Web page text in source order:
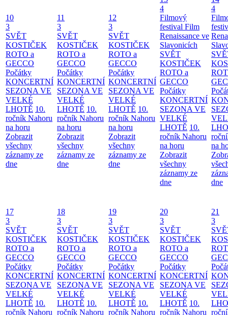
10
3
SVĚT
KOSTIČEK
ROTO a
GECCO
Počátky
KONCERTNÍ
SEZONA VE
VELKÉ
LHOTĚ 10.
ročník Nahoru
na horu
Zobrazit
všechny
záznamy ze
dne
11
3
SVĚT
KOSTIČEK
ROTO a
GECCO
Počátky
KONCERTNÍ
SEZONA VE
VELKÉ
LHOTĚ 10.
ročník Nahoru
na horu
Zobrazit
všechny
záznamy ze
dne
12
3
SVĚT
KOSTIČEK
ROTO a
GECCO
Počátky
KONCERTNÍ
SEZONA VE
VELKÉ
LHOTĚ 10.
ročník Nahoru
na horu
Zobrazit
všechny
záznamy ze
dne
4
Filmový
festival Film
Renaissance ve
Slavonicích
SVĚT
KOSTIČEK
ROTO a
GECCO
Počátky
KONCERTNÍ
SEZONA VE
VELKÉ
LHOTĚ 10.
ročník Nahoru
na horu
Zobrazit
všechny
záznamy ze
dne
4
na
dne
17
3
SVĚT
KOSTIČEK
ROTO a
GECCO
Počátky
KONCERTNÍ
SEZONA VE
VELKÉ
LHOTĚ 10.
ročník Nahoru
18
3
SVĚT
KOSTIČEK
ROTO a
GECCO
Počátky
KONCERTNÍ
SEZONA VE
VELKÉ
LHOTĚ 10.
ročník Nahoru
19
3
SVĚT
KOSTIČEK
ROTO a
GECCO
Počátky
KONCERTNÍ
SEZONA VE
VELKÉ
LHOTĚ 10.
ročník Nahoru
20
3
SVĚT
KOSTIČEK
ROTO a
GECCO
Počátky
KONCERTNÍ
SEZONA VE
VELKÉ
LHOTĚ 10.
ročník Nahoru
21
3